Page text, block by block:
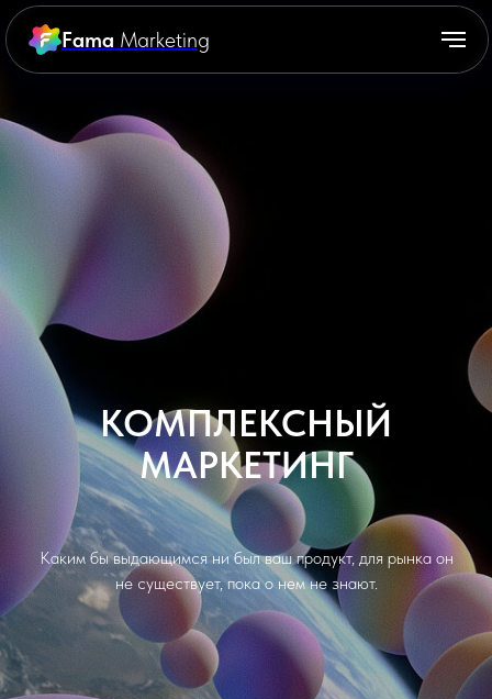
Fama Marketing
КОМПЛЕКСНЫЙ
МАРКЕТИНГ
Каким бы выдающимся ни был ваш продукт, для рынка он
не существует, пока о нем не знают.